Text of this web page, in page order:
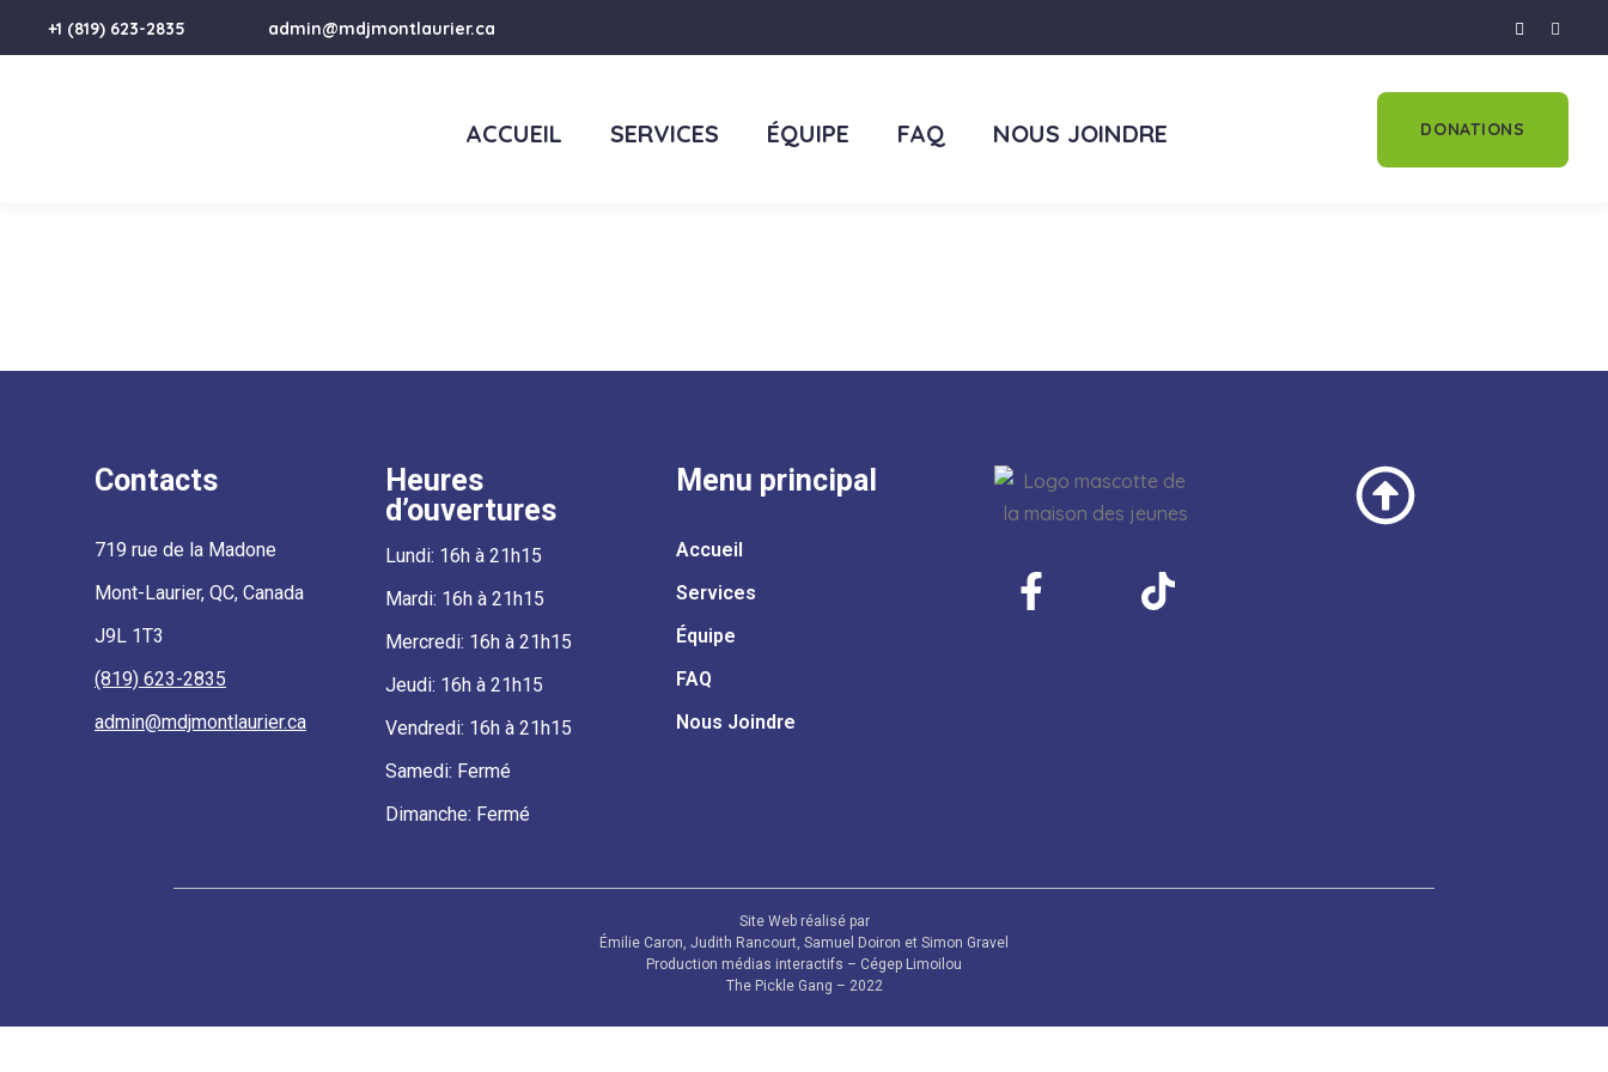
+1 (819) 623-2835 admin@mdjmontlaurier.ca
ACCUEIL SERVICES ÉQUIPE FAQ NOUS JOINDRE DONATIONS
Contacts
719 rue de la Madone
Mont-Laurier, QC, Canada
J9L 1T3
(819) 623-2835
admin@mdjmontlaurier.ca
Heures
d’ouvertures
Lundi: 16h à 21h15
Mardi: 16h à 21h15
Mercredi: 16h à 21h15
Jeudi: 16h à 21h15
Vendredi: 16h à 21h15
Samedi: Fermé
Dimanche: Fermé
Menu principal
Accueil
Services
Équipe
FAQ
Nous Joindre
Site Web réalisé par
Émilie Caron, Judith Rancourt, Samuel Doiron et Simon Gravel
Production médias interactifs – Cégep Limoilou
The Pickle Gang – 2022